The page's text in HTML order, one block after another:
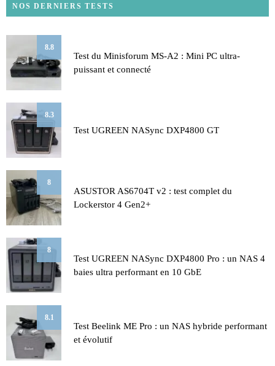
NOS DERNIERS TESTS
8.8
Test du Minisforum MS-A2 : Mini PC ultra-
puissant et connecté
8.3
Test UGREEN NASync DXP4800 GT
8
ASUSTOR AS6704T v2 : test complet du
Lockerstor 4 Gen2+
8
Test UGREEN NASync DXP4800 Pro : un NAS 4
baies ultra performant en 10 GbE
8.1
Test Beelink ME Pro : un NAS hybride performant
et évolutif